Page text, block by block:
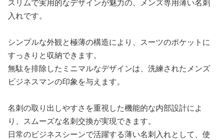
スリムで実用的なデザインが魅力の、メンズ専用薄い名刺
入れです。
シンプルな外観と極薄の構造により、スーツのポケットに
すっきりと収納できます。
無駄を排除したミニマルなデザインは、洗練されたメンズ
ビジネスマンの印象を与えます。
名刺の取り出しやすさを重視した機能的な内部設計によ
り、スムーズな名刺交換が実現できます。
日常のビジネスシーンで活躍する薄い名刺入れとして、使